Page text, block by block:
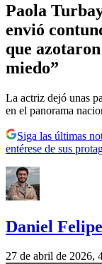
Paola
envió
que
miedo”
La actriz dejó unas
en el panorama
Siga las últimas
entérese de sus
Daniel
27 de abril de 2026,